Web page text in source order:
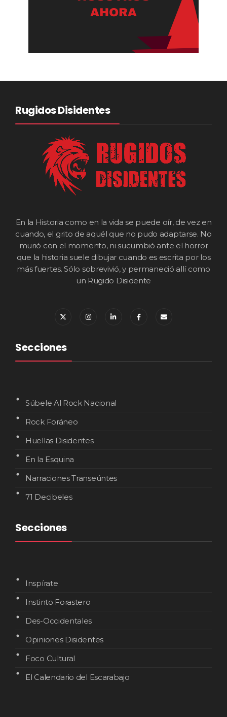
Rugidos Disidentes
En la Historia como en la vida se puede oír, de vez en
cuando, el grito de aquél que no pudo adaptarse. No
murió con el momento, ni sucumbió ante el horror
que la historia suele dibujar cuando es escrita por los
más fuertes. Sólo sobrevivió, y permaneció allí como
un Rugido Disidente
Secciones
Súbele Al Rock Nacional
Rock Foráneo
Huellas Disidentes
En la Esquina
Narraciones Transeúntes
71 Decibeles
Secciones
Inspírate
Instinto Forastero
Des-Occidentales
Opiniones Disidentes
Foco Cultural
El Calendario del Escarabajo